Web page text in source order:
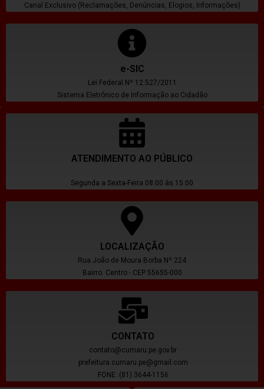
Canal Exclusivo (Reclamações, Denúncias, Elogios, Informações)
e-SIC
Lei Federal Nº 12.527/2011
Sistema Eletrônico de Informação ao Cidadão
ATENDIMENTO AO PÚBLICO
Segunda a Sexta-Feira 08:00 às 15:00
LOCALIZAÇÃO
Rua João de Moura Borba Nº 224
Bairro: Centro - CEP 55655-000
CONTATO
contato@cumaru.pe.gov.br
prefeitura.cumaru.pe@gmail.com
FONE: (81) 3644-1156